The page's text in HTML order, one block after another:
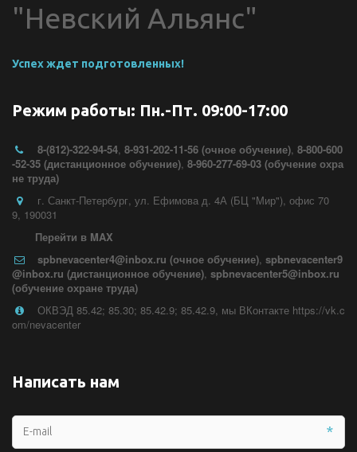
"Невский Альянс"
Успех ждет подготовленных!
Режим работы: Пн.-Пт. 09:00-17:00
8-(812)-322-94-54 8-931-202-11-56 (очное обучение) 8-800-600
-52-35 (дистанционное обучение) 8-960-277-69-03 (обучение охра
не труда)
г. Санкт-Петербург ул. Ефимова д. 4А (БЦ "Мир") офис 70
9 190031
Перейти в MAX
spbnevacenter4@inbox.ru (очное обучение) spbnevacenter9
@inbox.ru (дистанционное обучение) spbnevacenter5@inbox.ru
(обучение охране труда)
ОКВЭД 85.42; 85.30; 85.42.9; 85.42.9 мы ВКонтакте https://vk.c
om/nevacenter
Написать нам
*